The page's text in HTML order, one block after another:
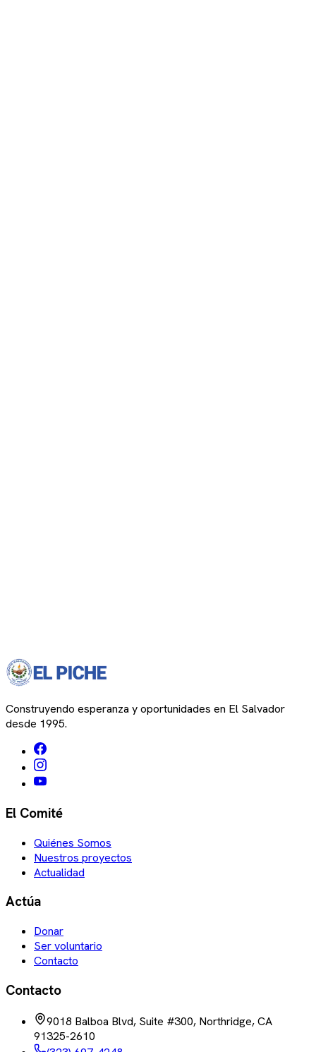
Construyendo esperanza y oportunidades en El Salvador
desde 1995.
El Comité
Quiénes Somos
Nuestros proyectos
Actualidad
Actúa
Donar
Ser voluntario
Contacto
Contacto
9018 Balboa Blvd, Suite #300, Northridge, CA
91325-2610